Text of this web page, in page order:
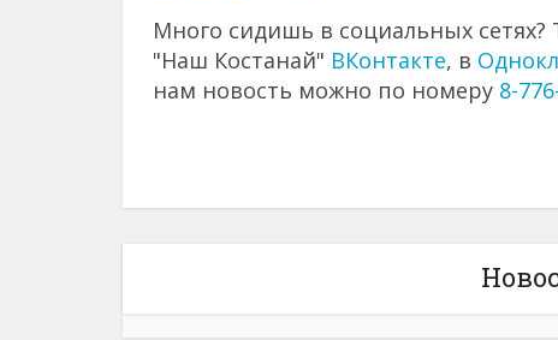
Много сидишь в социальных сетях?
"Наш Костанай" ВКонтакте, в
нам новость можно по номеру 8-